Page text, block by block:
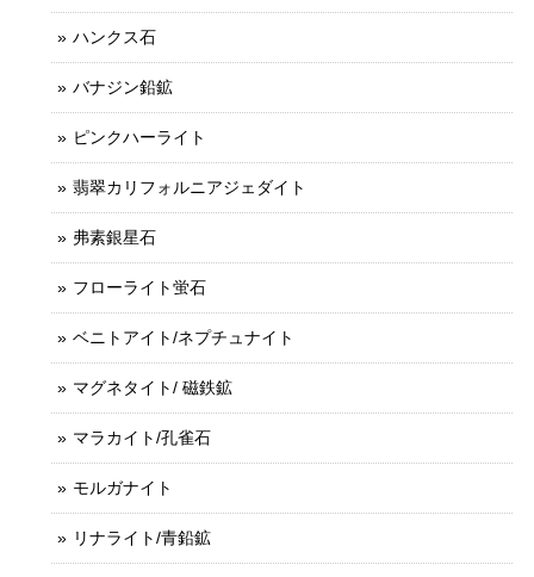
ハンクス石
バナジン鉛鉱
ピンクハーライト
翡翠カリフォルニアジェダイト
弗素銀星石
フローライト蛍石
ベニトアイト/ネプチュナイト
マグネタイト/ 磁鉄鉱
マラカイト/孔雀石
モルガナイト
リナライト/青鉛鉱